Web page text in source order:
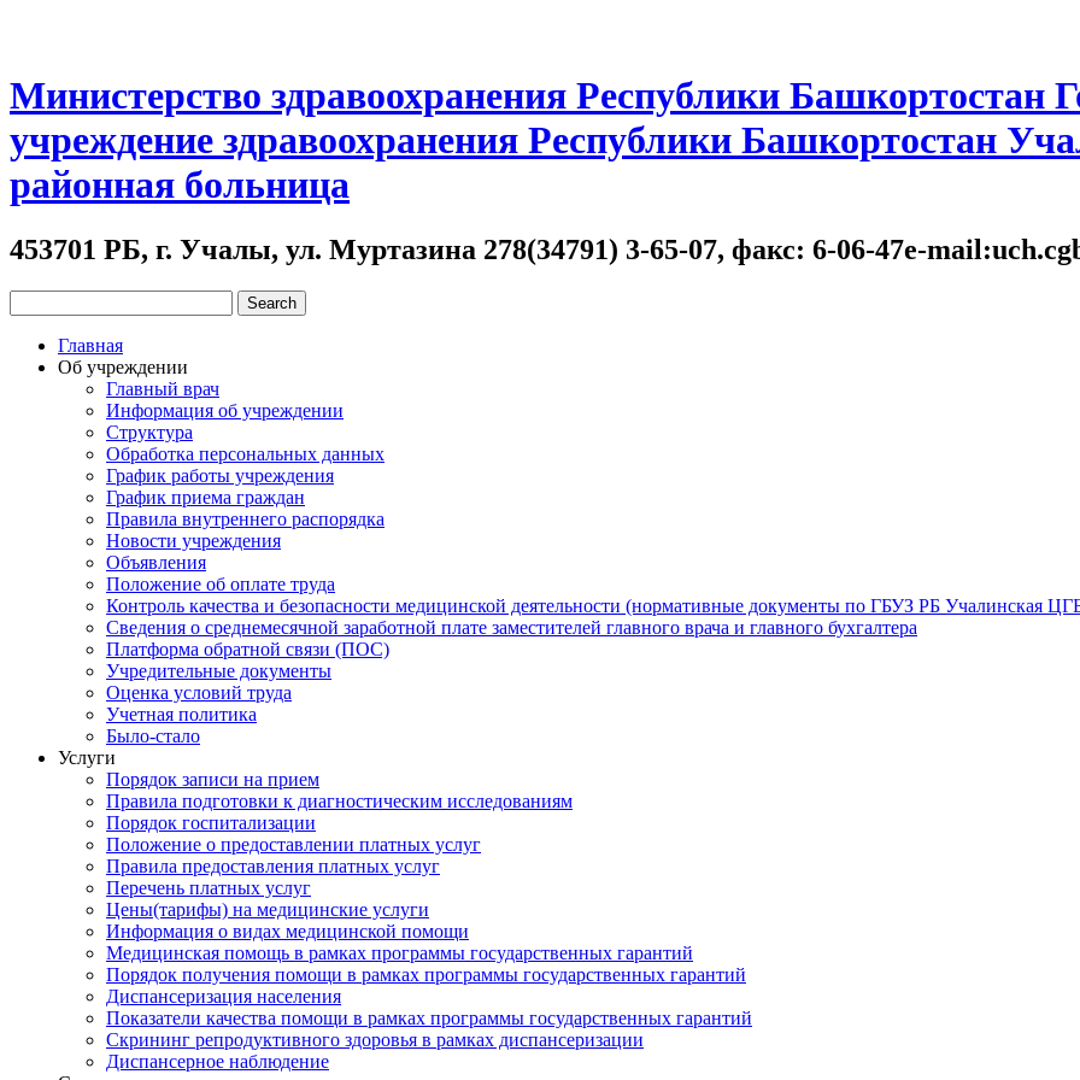
Министерство здравоохранения Республики Башкортостан
учреждение здравоохранения Республики Башкортостан
районная больница
453701 РБ, г. Учалы, ул. Муртазина 278(34791) 3-65-07, факс: 6-06-47e-
Главная
Об учреждении
Главный врач
Информация об учреждении
Структура
Обработка персональных данных
График работы учреждения
График приема граждан
Правила внутреннего распорядка
Новости учреждения
Объявления
Положение об оплате труда
Контроль качества и безопасности медицинской деятельности (нормативные документы по ГБУЗ РБ Учалинская
Сведения о среднемесячной заработной плате заместителей главного врача и главного бухгалтера
Платформа обратной связи (ПОС)
Учредительные документы
Оценка условий труда
Учетная политика
Было-стало
Услуги
Порядок записи на прием
Правила подготовки к диагностическим исследованиям
Порядок госпитализации
Положение о предоставлении платных услуг
Правила предоставления платных услуг
Перечень платных услуг
Цены(тарифы) на медицинские услуги
Информация о видах медицинской помощи
Медицинская помощь в рамках программы государственных гарантий
Порядок получения помощи в рамках программы государственных гарантий
Диспансеризация населения
Показатели качества помощи в рамках программы государственных гарантий
Скрининг репродуктивного здоровья в рамках диспансеризации
Диспансерное наблюдение